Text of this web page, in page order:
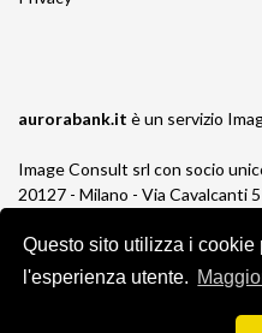
Questo sito utilizza i cookie
l'esperienza utente.
aurorabank.it è un servizio
Image Consult srl con socio
20127 - Milano - Via Cavalcanti 5
P.IVA e C.F. 03383650961
REA 1673647 CCIAA Milano
Registro Pile